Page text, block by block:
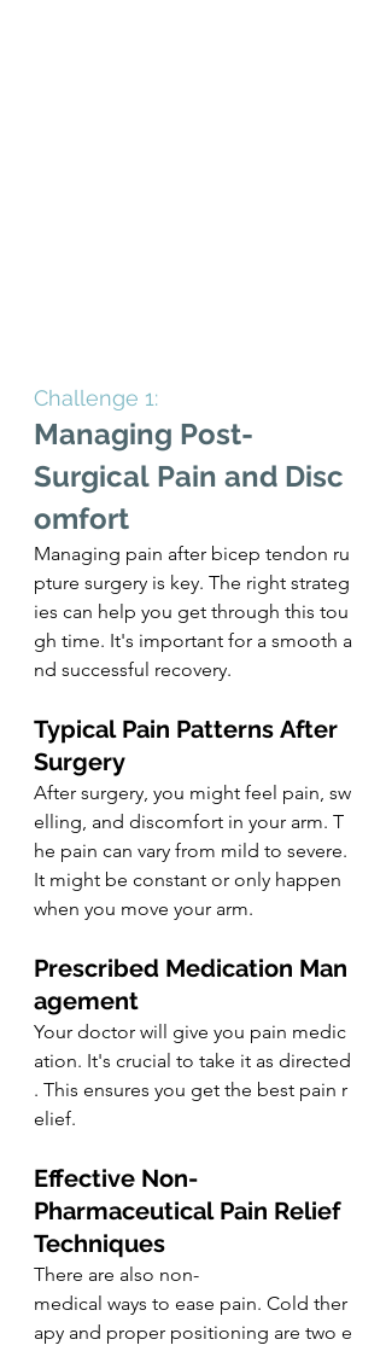
Challenge 1:
Managing Post-
Surgical Pain and Disc
omfort
Managing pain after bicep tendon ru
pture surgery is key. The right strateg
ies can help you get through this tou
gh time. It's important for a smooth a
nd successful recovery.
Typical Pain Patterns After
Surgery
After surgery, you might feel pain, sw
elling, and discomfort in your arm. T
he pain can vary from mild to severe.
It might be constant or only happen
when you move your arm.
Prescribed Medication Man
agement
Your doctor will give you pain﻿ medic
ation. It's crucial to take it as directed
. This ensures you get the best pain r
elief.
Effective Non-
Pharmaceutical Pain Relief
Techniques
There are also non-
medical ways to ease pain. Cold ther
apy and proper positioning are two e